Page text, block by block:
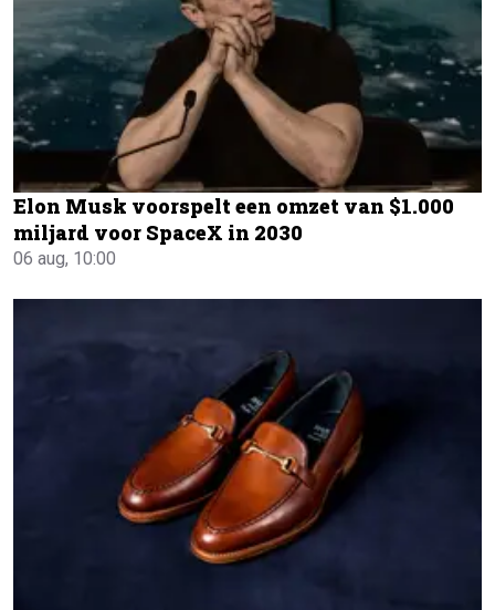
Elon Musk voorspelt een omzet van $1.000
miljard voor SpaceX in 2030
06 aug, 10:00